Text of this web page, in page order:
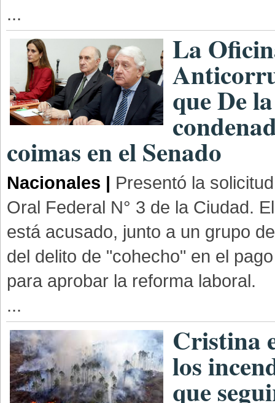
...
La
que De
coimas en el Senado
Nacionales | Presentó la
Oral Federal N° 3 de la Ciudad.
está acusado, junto a un grupo
del delito de "cohecho" en el
para aprobar la reforma laboral.
...
Cristina
los
que